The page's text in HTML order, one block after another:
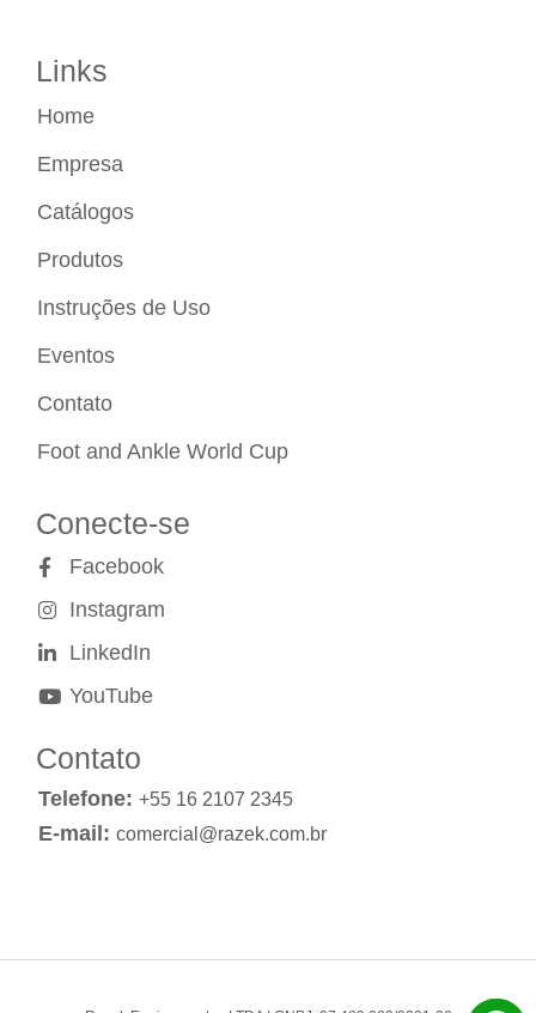
Links
Home
Empresa
Catálogos
Produtos
Instruções de Uso
Eventos
Contato
Foot and Ankle World Cup
Conecte-se
Facebook
Instagram
LinkedIn
YouTube
Contato
Telefone: +55 16 2107 2345
E-mail: comercial@razek.com.br